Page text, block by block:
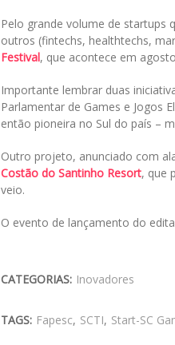
Pelo grande volume de startups
outros (fintechs, healthtechs,
Festival, que acontece em
Importante lembrar duas
Parlamentar de Games e Jogos
então pioneira no Sul do país –
Outro projeto, anunciado com
Costão do Santinho Resort, que
veio.
O evento de lançamento do
CATEGORIAS: Inovadores
TAGS: Fapesc, SCTI, Start-SC